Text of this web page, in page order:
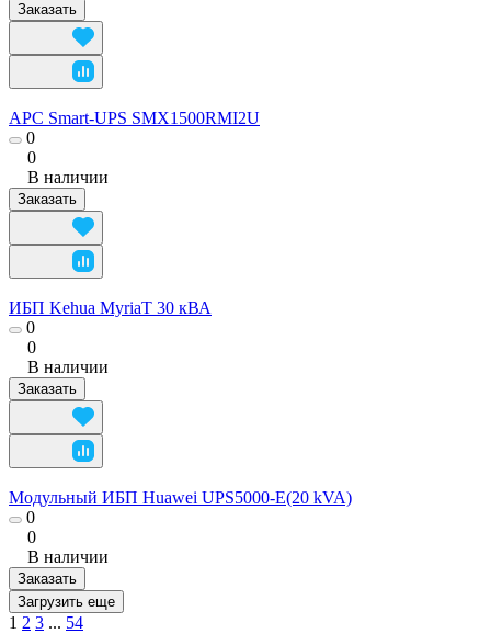
Заказать
APC Smart-UPS SMX1500RMI2U
0
0
В наличии
Заказать
ИБП Kehua MyriaT 30 кВА
0
0
В наличии
Заказать
Модульный ИБП Huawei UPS5000-E(20 kVA)
0
0
В наличии
Заказать
Загрузить еще
1 2 3 ... 54